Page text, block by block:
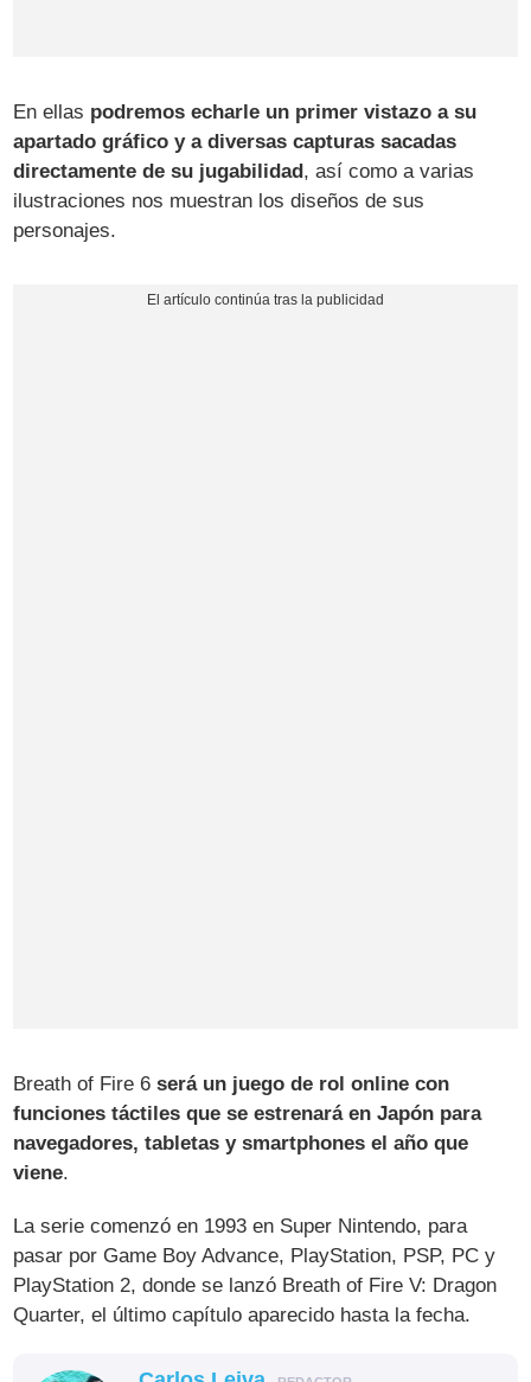
En ellas podremos echarle un primer vistazo a su
apartado gráfico y a diversas capturas sacadas
directamente de su jugabilidad, así como a varias
ilustraciones nos muestran los diseños de sus
personajes.
Breath of Fire 6será un juego de rol online con
funciones táctiles que se estrenará en Japón para
navegadores, tabletas y smartphones el año que
viene.
La serie comenzó en 1993 en Super Nintendo, para
pasar por Game Boy Advance, PlayStation, PSP, PC y
PlayStation 2, donde se lanzó Breath of Fire V: Dragon
Quarter, el último capítulo aparecido hasta la fecha.